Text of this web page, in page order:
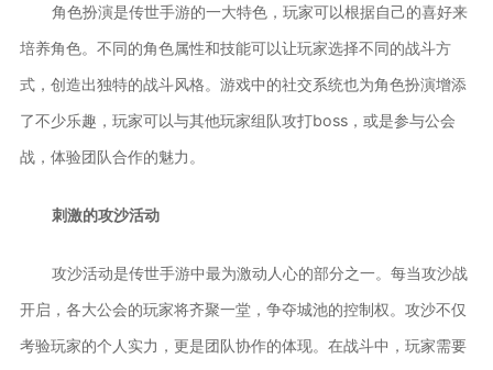
角色扮演是传世手游的一大特色，玩家可以根据自己的喜好来
培养角色。不同的角色属性和技能可以让玩家选择不同的战斗方
式，创造出独特的战斗风格。游戏中的社交系统也为角色扮演增添
了不少乐趣，玩家可以与其他玩家组队攻打boss，或是参与公会
战，体验团队合作的魅力。
刺激的攻沙活动
攻沙活动是传世手游中最为激动人心的部分之一。每当攻沙战
开启，各大公会的玩家将齐聚一堂，争夺城池的控制权。攻沙不仅
考验玩家的个人实力，更是团队协作的体现。在战斗中，玩家需要